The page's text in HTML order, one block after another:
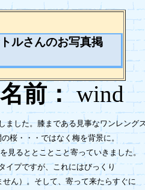
ルさんのお写真掲
前：
ました。膝まである見事なワンレング
桜・・・ではなく梅を背景に。
見るととことこと寄っていきました。
イプですが、これにはびっくり
ん）。そして、寄って来たらすぐに